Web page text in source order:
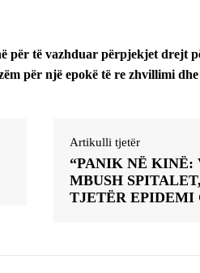
për të vazhduar përpjekjet drejt
për një epokë të re zhvillimi
Artikulli tjetër
“PANIK NË
MBUSH
TJETËR EPIDEMI